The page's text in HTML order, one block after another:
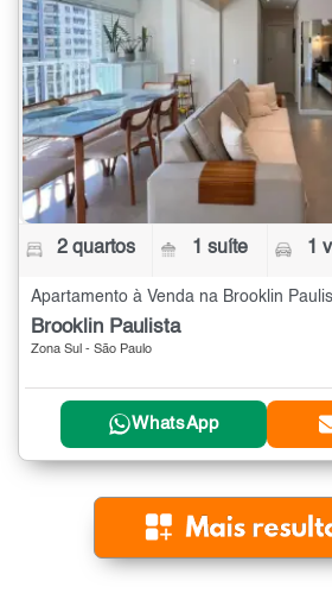
2 quartos 1 suíte 1
Brooklin Paulista
Zona Sul - São Paulo
WhatsApp